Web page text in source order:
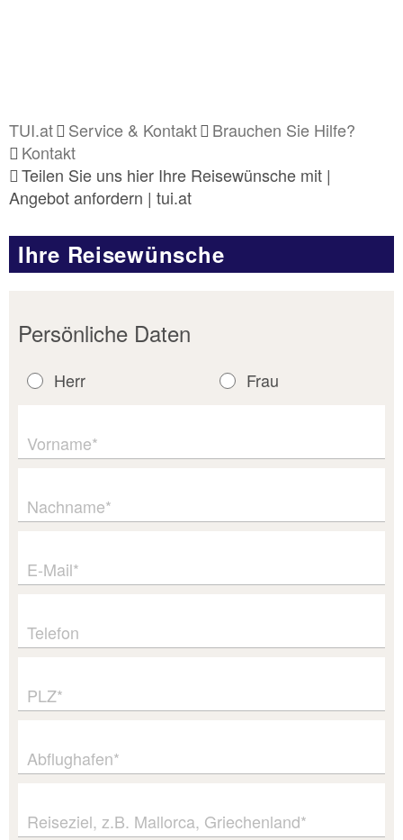
TUI.at Service & Kontakt
Brauchen Sie Hilfe?
Kontakt
Teilen Sie uns hier Ihre Reisewünsche mit |
Angebot anfordern | tui.at
Ihre Reisewünsche
Persönliche Daten
Herr Frau
Vorname*
Nachname*
E-Mail*
Telefon
PLZ*
Abflughafen*
Reiseziel, z.B. Mallorca, Griechenland*